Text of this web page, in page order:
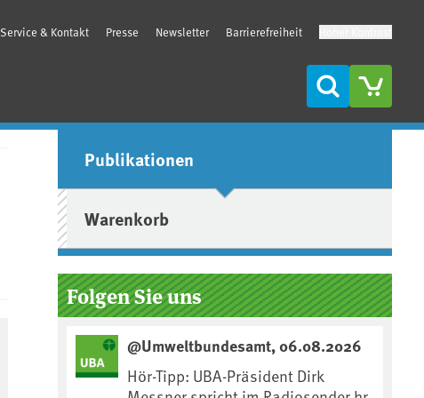
Service & Kontakt Presse Newsletter Barrierefreiheit
Suche
Seitenleiste
Publikationen
Warenkorb
Folgen Sie uns
@Umweltbundesamt, 06.08.2026
Hör-Tipp: UBA-Präsident Dirk